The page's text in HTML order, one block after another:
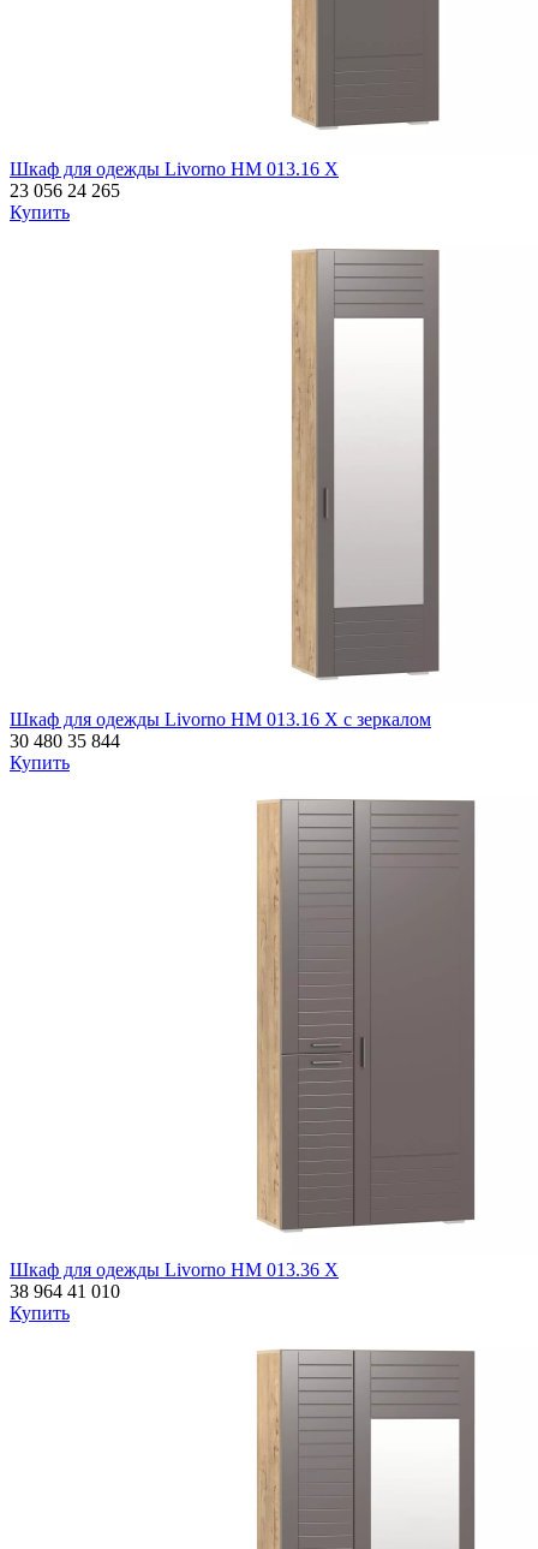
Шкаф для одежды Livorno НМ 013.16 Х
23 056 24 265
Купить
Шкаф для одежды Livorno НМ 013.16 Х с зеркалом
30 480 35 844
Купить
Шкаф для одежды Livorno НМ 013.36 Х
38 964 41 010
Купить